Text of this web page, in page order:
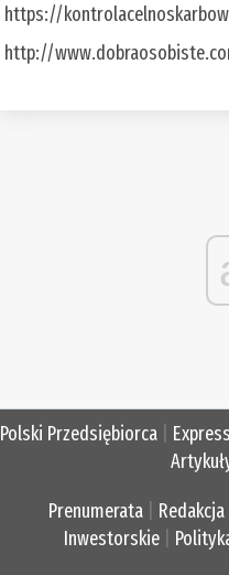
https://
http://
Polski Przedsiębiorca
Prenumerata Redakcja
Inwestorskie|